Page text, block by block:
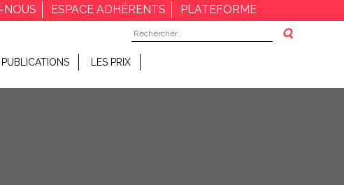
NOUS ESPACE ADHÉRENTS
PLATEFORME
Rechercher :
PUBLICATIONS
LES PRIX